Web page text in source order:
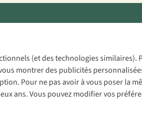
(et des technologies
montrer des publicités
Pour ne pas avoir à vous poser la
ans. Vous pouvez modifier vos